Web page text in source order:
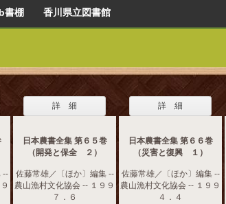
書棚 香川県立図書館
--
詳 細
日本農書全集 第６５巻
（開発と保全 ２）
佐藤常雄／〔ほか〕編集 --
農山漁村文化協会 -- １９９
７．６
詳 細
日本農書全集 第６６巻
（災害と復興 １）
佐藤常雄／〔ほか〕編集 --
農山漁村文化協会 -- １９９
４．４